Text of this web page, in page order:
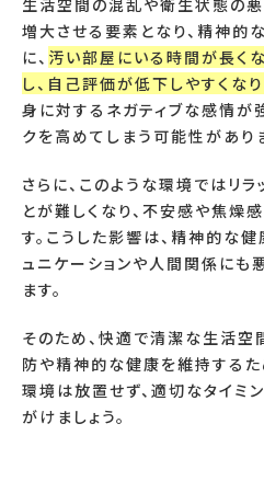
増大させる要素となり、精神的
に、 汚い部屋にいる時間が長く
し、自己評価が低下しやすくなり
身に対するネガティブな感情が
クを高めてしまう可能性があり
さらに、このような環境ではリ
とが難しくなり、不安感や焦燥
す。こうした影響は、精神的な
ュニケーションや人間関係にも
ます。
そのため、快適で清潔な生活空
防や精神的な健康を維持するた
環境は放置せず、適切なタイミ
がけましょう。